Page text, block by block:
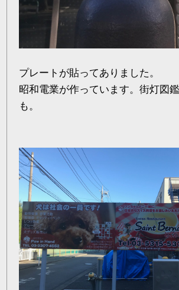
プレートが貼ってありました。
昭和電業が作っています。街灯図
も。